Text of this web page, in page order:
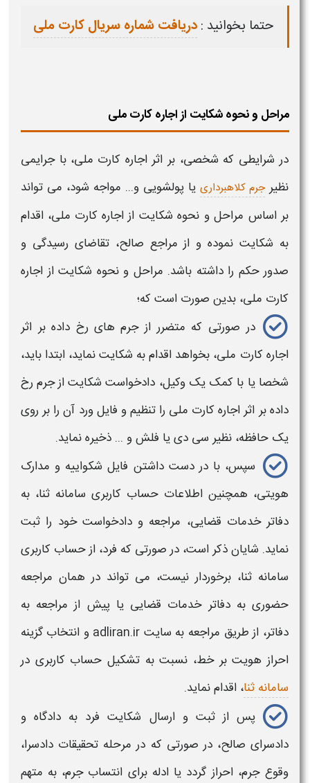
حتما بخوانید :دریافت شماره سریال کارت ملی
مراحل و نحوه شکایت از اجاره کارت ملی
در شرایطی که شخصی، بر اثر اجاره کارت ملی، با جرایمی
نظیرجرم کلاهبرداری یا پولشویی و... مواجه شود، می تواند
بر اساس مراحل و نحوه شکایت از اجاره کارت ملی، اقدام
به شکایت نموده و از مراجع صالح، تقاضای رسیدگی و
صدور حکم را داشته باشد. مراحل و نحوه شکایت از اجاره
کارت ملی، بدین صورت است که؛
در صورتی که متضرر ازجرم های رخ داده بر اثر
اجاره کارت ملی، بخواهد اقدام به شکایت نماید، ابتدا باید،
شخصا یا با کمک یک وکیل، دادخواست شکایت از جرم رخ
داده بر اثر اجاره کارت ملی را تنظیم و فایل ورد آن را بر روی
یک حافظه، نظیر سی دی یا فلش و ... ذخیره نماید.
سپس، با در دست داشتن فایل شکواییه و مدارک
هویتی، همچنین اطلاعات حساب کاربری سامانه ثنا، به
دفاتر خدمات قضایی، مراجعه و دادخواست خود را ثبت
نماید. شایان ذکر است، در صورتی که فرد، از حساب کاربری
سامانه ثنا، برخوردار نیست، می تواند در همان مراجعه
حضوری به دفاتر خدمات قضایی یا پیش از مراجعه به
دفاتر، از طریق مراجعه به سایت adliran.ir و انتخاب گزینه
احراز هویت بر خط، نسبت به تشکیل حساب کاربری در
سامانه ثنا، اقدام نماید.
پس از ثبت و ارسال شکایت فرد به دادگاه و
دادسرای صالح، در صورتی که در مرحله تحقیقات دادسرا،
وقوعجرم، احراز گردد یا ادله برای انتسابجرم، به متهم